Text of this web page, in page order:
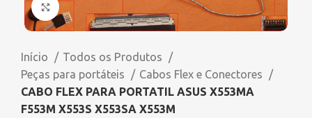
Click to enlarge
Início
Todos os Produtos
Peças para portáteis
Cabos Flex e Conectores
CABO FLEX PARA PORTATIL ASUS X553MA
F553M X553S X553SA X553M